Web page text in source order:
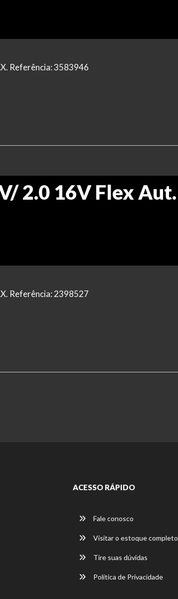
Referência: 3583946
2.0 16V Flex Aut.
Referência: 2398527
ACESSO RÁPIDO
Fale conosco
Visitar o estoque completo
Tire suas dúvidas
Política de Privacidade